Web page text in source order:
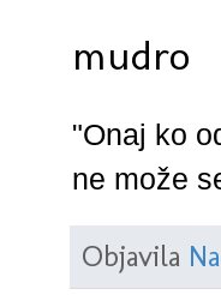
mudro
"Onaj ko
ne može
Objavila